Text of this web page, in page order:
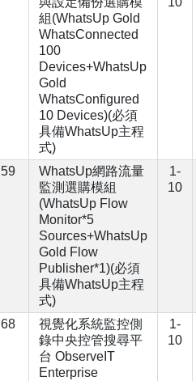
組(WhatsUp Gold
WhatsConnected
100
Devices+WhatsUp
Gold
WhatsConfigured
10 Devices)(必須
具備WhatsUp主程
式)
59
WhatsUp網路流量
監測選購模組
(WhatsUp Flow
Monitor*5
Sources+WhatsUp
Gold Flow
Publisher*1)(必須
具備WhatsUp主程
式)
1-
10
68
視覺化系統監控側
錄中央控管搜尋平
台 ObserveIT
Enterprise
1-
10